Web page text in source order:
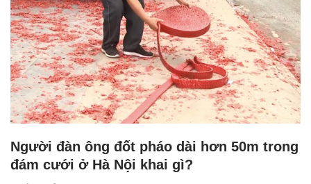
Người đàn ông đốt pháo dài hơn 50m trong
đám cưới ở Hà Nội khai gì?